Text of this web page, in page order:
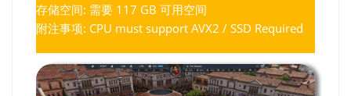
存储空间: 需要 117 GB 可用空间
附注事项: CPU must support AVX2 / SSD Required